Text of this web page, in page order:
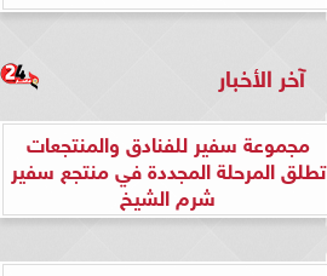
آخر الأخبار
مجموعة سفير للفنادق والمنتجعات
تطلق المرحلة المجددة في منتجع سفير
شرم الشيخ